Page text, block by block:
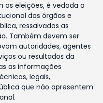
as eleições, é vedada a
dos órgãos e
ressalvadas as
Também devem ser
autoridades, agentes
ou resultados da
as informações
legais,
que não apresentem